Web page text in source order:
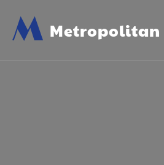
M Metropolitan